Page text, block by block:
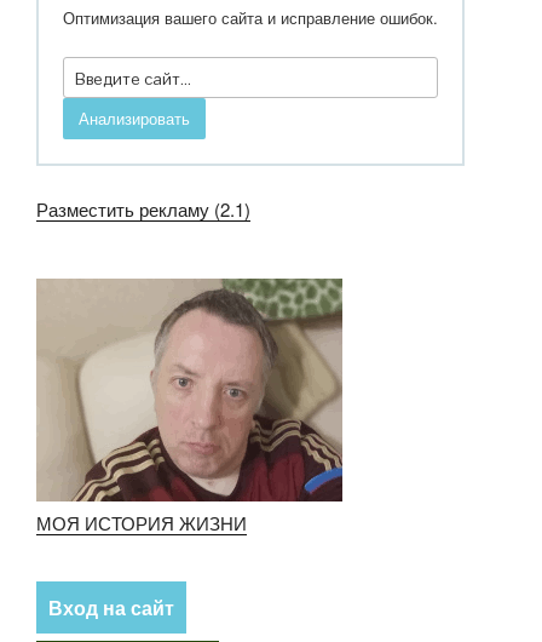
Оптимизация вашего сайта и исправление ошибок.
Анализировать
Разместить рекламу (2.1)
МОЯ ИСТОРИЯ ЖИЗНИ
Вход на сайт